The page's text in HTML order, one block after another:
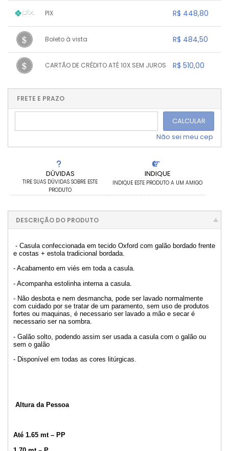
DÚVIDAS
TIRE SUAS DÚVIDAS SOBRE ESTE
PRODUTO
INDIQUE
INDIQUE ESTE PRODUTO A UM AMIGO
PIX R$ 448,80
.
Boleto à vista R$ 484,50
.
CARTÃO DE CRÉDITO ATÉ 10X SEM JUROS R$ 510,00
...
....
FRETE E PRAZO
CALCULAR
Não sei meu cep
DESCRIÇÃO DO PRODUTO
- Casula confeccionada em tecido Oxford com galão bordado frente
e costas + estola tradicional bordada.
- Acabamento em viés em toda a casula.
- Acompanha estolinha interna a casula.
- Não desbota e nem desmancha, pode ser lavado normalmente
com cuidado por se tratar de um paramento, sem uso de produtos
fortes ou maquinas, é necessario ser lavado a mão e secar é
necessario ser na sombra.
- Galão solto, podendo assim ser usada a casula com o galão ou
sem o galão
- Disponível em todas as cores litúrgicas.
Altura da Pessoa
Até 1.65 mt – PP